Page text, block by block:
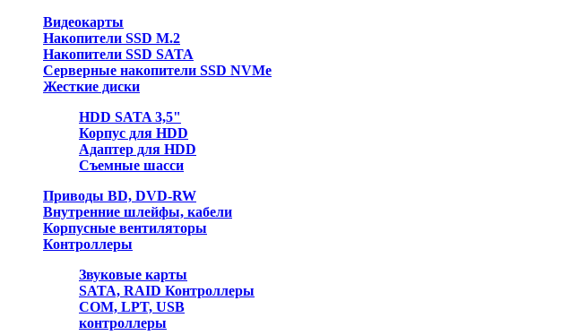
Видеокарты
Накопители SSD M.2
Накопители SSD SATA
Серверные накопители SSD NVMe
Жесткие диски
HDD SATA 3,5"
Корпус для HDD
Адаптер для HDD
Съемные шасси
Приводы BD, DVD-RW
Внутренние шлейфы, кабели
Корпусные вентиляторы
Контроллеры
Звуковые карты
SATA, RAID Контроллеры
COM, LPT, USB
контроллеры